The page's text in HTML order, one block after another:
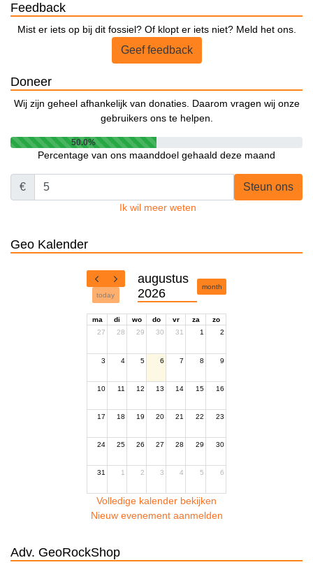
Feedback
Mist er iets op bij dit fossiel? Of klopt er iets niet? Meld het ons.
Geef feedback
Doneer
Wij zijn geheel afhankelijk van donaties. Daarom vragen wij onze
gebruikers ons te helpen.
50.0%
Percentage van ons maanddoel gehaald deze maand
€ Steun ons
Ik wil meer weten
Geo Kalender
today
augustus
2026
month
ma di wo do vr za
zo
27
28 29 30 31 1 2
3 4 5 6 7 8 9
10 11 12 13 14 15 16
17 18 19 20 21 22 23
24 25 26 27 28 29 30
31 1 2 3 4 5 6
Volledige kalender bekijken
Nieuw evenement aanmelden
Adv. GeoRockShop